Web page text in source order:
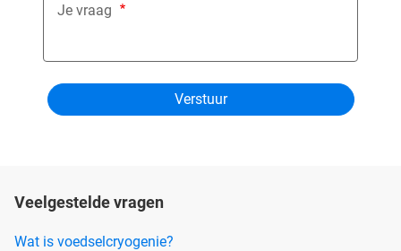
Je vraag
Veelgestelde vragen
Wat is voedselcryogenie?